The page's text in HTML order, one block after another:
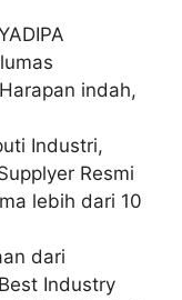
indah,
Industri,
Resmi
lebih dari 10
dari
Industry